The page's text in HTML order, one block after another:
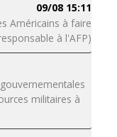
09/08 15:11
Américains à faire
à l'AFP)
militaires à